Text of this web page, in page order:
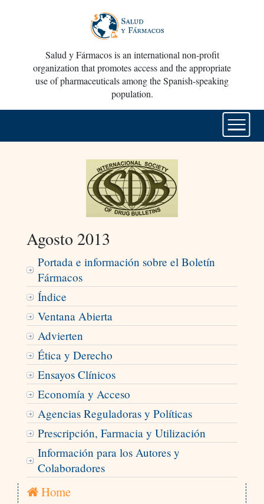
Salud y Fármacos is an international non-profit
organization that promotes access and the appropriate
use of pharmaceuticals among the Spanish-speaking
population.
Agosto 2013
Portada e información sobre el Boletín
Fármacos
Índice
Ventana Abierta
Advierten
Ética y Derecho
Ensayos Clínicos
Economía y Acceso
Agencias Reguladoras y Políticas
Prescripción, Farmacia y Utilización
Información para los Autores y
Colaboradores
Home